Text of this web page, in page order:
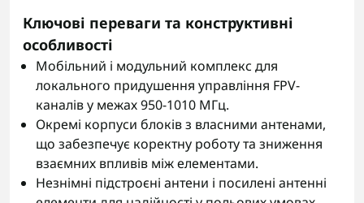
Ключові переваги та конструктивні
особливості
Мобільний і модульний комплекс для
локального придушення управління FPV-
каналів у межах 950-1010 МГц.
Окремі корпуси блоків з власними антенами,
що забезпечує коректну роботу та зниження
взаємних впливів між елементами.
Незнімні підстроєні антени і посилені антенні